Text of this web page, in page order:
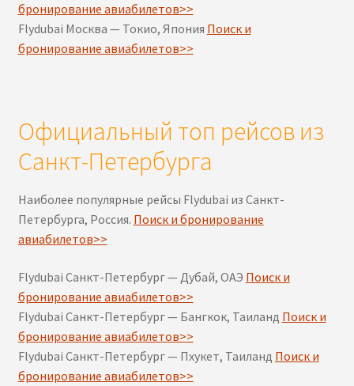
бронирование авиабилетов>>
Flydubai Москва — Токио, Япония Поиск и
бронирование авиабилетов>>
Официальный топ рейсов из
Санкт-Петербурга
Наиболее популярные рейсы Flydubai из Санкт-
Петербурга, Россия. Поиск и бронирование
авиабилетов>>
Flydubai Санкт-Петербург — Дубай, ОАЭ Поиск и
бронирование авиабилетов>>
Flydubai Санкт-Петербург — Бангкок, Таиланд Поиск и
бронирование авиабилетов>>
Flydubai Санкт-Петербург — Пхукет, Таиланд Поиск и
бронирование авиабилетов>>